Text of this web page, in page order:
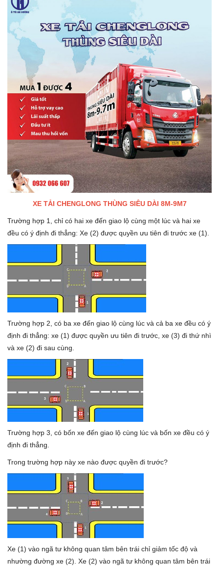
XE TẢI CHENGLONG THÙNG SIÊU DÀI 8M-9M7
Trường hợp 1, chỉ có hai xe đến giao lộ cùng một lúc và hai xe
đều có ý định đi thẳng: Xe (2) được quyền ưu tiên đi trước xe (1).
Trường hợp 2, có ba xe đến giao lộ cùng lúc và cả ba xe đều có ý
định đi thẳng: xe (1) được quyền ưu tiên đi trước, xe (3) đi thứ nhì
và xe (2) đi sau cùng.
Trường hợp 3, có bốn xe đến giao lộ cùng lúc và bốn xe đều có ý
định đi thẳng.
Trong trường hợp này xe nào được quyền đi trước?
Xe (1) vào ngã tư không quan tâm bên trái chỉ giảm tốc độ và
nhường đường xe (2). Xe (2) vào ngã tư không quan tâm bên trái